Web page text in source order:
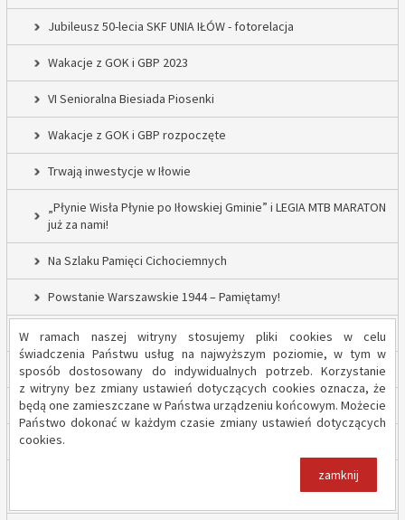
W ramach naszej witryny stosujemy pliki cookies w celu
świadczenia Państwu usług na najwyższym poziomie, w tym w
sposób dostosowany do indywidualnych potrzeb. Korzystanie
z witryny bez zmiany ustawień dotyczących cookies oznacza, że
będą one zamieszczane w Państwa urządzeniu końcowym. Możecie
Państwo dokonać w każdym czasie zmiany ustawień dotyczących
cookies.
zamknij
Jubileusz 50-lecia SKF UNIA IŁÓW - fotorelacja
Wakacje z GOK i GBP 2023
VI Senioralna Biesiada Piosenki
Wakacje z GOK i GBP rozpoczęte
Trwają inwestycje w Iłowie
„Płynie Wisła Płynie po Iłowskiej Gminie” i LEGIA MTB MARATON
już za nami!
Na Szlaku Pamięci Cichociemnych
Powstanie Warszawskie 1944 – Pamiętamy!
52 nowe lampy uliczne w Gminie Iłów
Inwestycja drogowa w Sadowie – prace rozpoczęte
Trwają inwestycje w Gminie Iłów
„Modernizacja Oczyszczalni Ścieków w Iłowie – etap II”
Strażacy z OSP Iłów walczą o pieniądze od Harnasia. Zachęcamy